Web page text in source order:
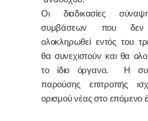
Οι διαδικασίες
συμβάσεων που
ολοκληρωθεί εντός του
θα συνεχιστούν και θα
το ίδιο όργανο. Η
παρούσης επιτροπής
ορισμού νέας στο επόμενο